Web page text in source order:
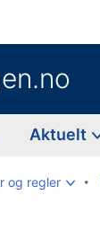
Aktuelt
og regler